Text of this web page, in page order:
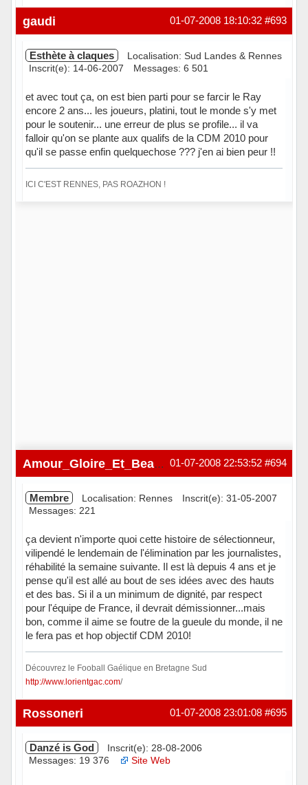
Hors ligne #693
01-07-2008 18:10:32
gaudi
Esthète à claques
Localisation: Sud Landes & Rennes
Inscrit(e): 14-06-2007
Messages: 6 501
et avec tout ça, on est bien parti pour se farcir le Ray
encore 2 ans... les joueurs, platini, tout le monde s'y met
pour le soutenir... une erreur de plus se profile... il va
falloir qu'on se plante aux qualifs de la CDM 2010 pour
qu'il se passe enfin quelquechose ??? j'en ai bien peur !!
ICI C'EST RENNES, PAS ROAZHON !
#694
01-07-2008 22:53:52
Amour_Gloire_Et_Beaut
Membre Localisation: Rennes
Inscrit(e): 31-05-2007
Messages: 221
ça devient n'importe quoi cette histoire de sélectionneur,
vilipendé le lendemain de l'élimination par les journalistes,
réhabilité la semaine suivante. Il est là depuis 4 ans et je
pense qu'il est allé au bout de ses idées avec des hauts
et des bas. Si il a un minimum de dignité, par respect
pour l'équipe de France, il devrait démissionner...mais
bon, comme il aime se foutre de la gueule du monde, il ne
le fera pas et hop objectif CDM 2010!
Découvrez le Fooball Gaélique en Bretagne Sud
http://www.lorientgac.com/
Hors ligne #695
01-07-2008 23:01:08
Rossoneri
Danzé is God
Inscrit(e): 28-08-2006
Messages: 19 376
Site Web